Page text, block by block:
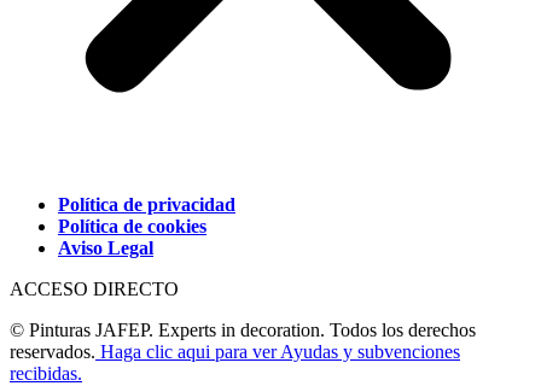
Política de privacidad
Política de cookies
Aviso Legal
ACCESO DIRECTO
© Pinturas JAFEP. Experts in decoration. Todos los derechos
reservados. Haga clic aqui para ver Ayudas y subvenciones
recibidas.